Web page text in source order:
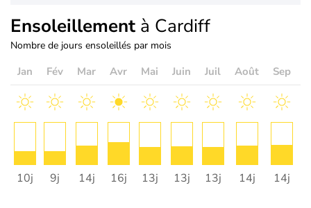
Ensoleillement à Cardiff
Nombre de jours ensoleillés par mois
Jan Fév Mar Avr Mai Juin Juil Août Sep
10j 9j 14j 16j 13j 13j 13j 14j 14j